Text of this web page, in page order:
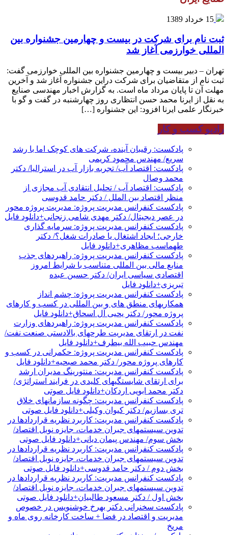
15 خرداد 1389
ثبت نام برای شرکت در بیست و چهارمین جشنواره بین
المللی خوارزمی آغاز شد
تهران – دبیر بیست و چهارمین جشنواره بین المللی خوارزمی گفت:
ثبت نام از متقاضیان برای شرکت دراین جشنواره آغاز شد و آخرین
مهلت آن تا پایان مرداد ماه است. به گزارش اخبار مهندسی صنایع
به نقل از ایرنا محمد حسن انتظاری روز چهارشنبه در گفت و گو با
خبرنگار علمی ایرنا افزود: این جشنواره […]
رادیو کسب و کار
پادکست: رقیبان آینده، شرکت های کوچک اما با رشد
سریع/ مهندس محمود کریمی
پادکست: اقتصاد آب/ تجربه بازار آب در استرالیا/ دکتر
محمد وصال
پادکست: اقتصاد آب / تحلیل انتقادی آب مجازی از
منظر اقتصاد بین الملل / دکتر حامد قدوسی
پادکست کنفرانس مدیریت پروژه: مدیریت پروژه محور
در عصر دیجیتال/ دکتر مهدی شامی زنجانی+دانلود فایل
پادکست کنفرانس مدیریت پروژه: سرمایه گذاری
خارجی؛ ایجاد اشتغال یا صادرات شغل؟/ دکتر
طهماسب مظاهری+دانلود فایل
پادکست کنفرانس مدیریت پروژه: راهبردهای جذب
منابع مالی بین المللی متناسب با شرایط امروز
اقتصادی سیاسی ایران/ دکتر حسین عبده
تبریزی+دانلود فایل
پادکست کنفرانس مدیریت پروژه: چشم انداز
همکاریهای منطق های و بین المللی در کسب و کارهای
پروژه محور/ دکتر یحیی آل اسحاق+دانلود فایل
پادکست کنفرانس مدیریت پروژه: راهبردهای وزارت
نفت در ارتقای مدیریت طرحهای بالادستی صنعت نفت/
مهندس حبیب الله بیطرف+دانلود فایل
پادکست کنفرانس مدیریت پروژه: حکمرانی در کسب و
کارهای پروژه محور/ دکتر محمد صبحیه+دانلود فایل
پادکست کنفرانس مدیریت: منتورینگ مدیران ارشد
برای ارتقای شایستگیهای کلیدی در فرایند استراتژی/
دکتر محمد ابویی اردکان+دانلود فایل صوتی
پادکست کنفرانس مدیریت: چگونه سازمانهای خلاق
تری بسازیم/ دکتر کیوان وکیلی+دانلود فایل صوتی
پادکست کنفرانس مدیریت: کاربرد نظریه قراردادها در
تدوین سیستمهای جبران خدمات، جایزه نوبل اقتصاد/
بخش سوم/ مهندس پیمان دیانی+دانلود فایل صوتی
پادکست کنفرانس مدیریت: کاربرد نظریه قراردادها در
تدوین سیستمهای جبران خدمات، جایزه نوبل اقتصاد/
بخش دوم / دکتر حامد قدوسی+دانلود فایل صوتی
پادکست کنفرانس مدیریت: کاربرد نظریه قراردادها در
تدوین سیستمهای جبران خدمات، جایزه نوبل اقتصاد/
بخش اول / دکتر مسعود طالبیان+دانلود فایل صوتی
پادکست سخنرانی دکتر بهرخ خوشنویس در خصوص
مدیریت و اقتصاد در فضا + ساخت کارخانه روی ماه و
مریخ